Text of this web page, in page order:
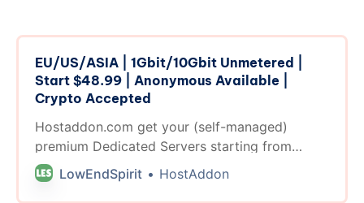
EU/US/ASIA | 1Gbit/10Gbit Unmetered |
Start $48.99 | Anonymous Available |
Crypto Accepted
Hostaddon.com get your (self-managed)
premium Dedicated Servers starting from
$48.99/month, located across 3 Continents
North America, Europe and Asia.
LowEndSpirit HostAddon